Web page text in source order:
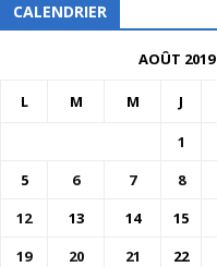
CALENDRIER
AOÛT 2019
L M M J
1
5
6 7 8
12
13 14 15
19
20 21 22